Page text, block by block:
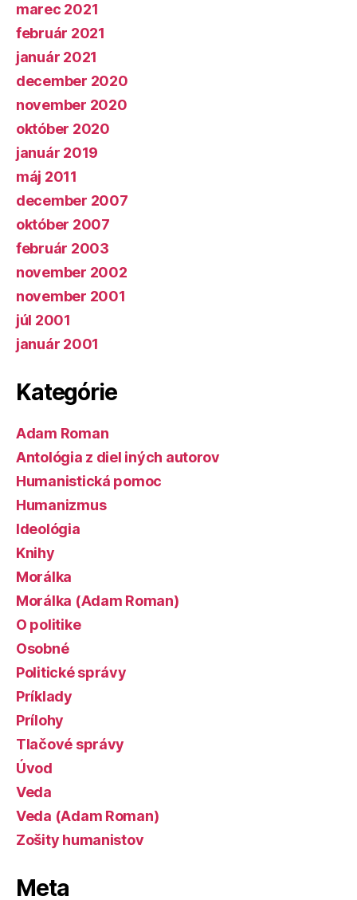
marec 2021
február 2021
január 2021
december 2020
november 2020
október 2020
január 2019
máj 2011
december 2007
október 2007
február 2003
november 2002
november 2001
júl 2001
január 2001
Kategórie
Adam Roman
Antológia z diel iných autorov
Humanistická pomoc
Humanizmus
Ideológia
Knihy
Morálka
Morálka (Adam Roman)
O politike
Osobné
Politické správy
Príklady
Prílohy
Tlačové správy
Úvod
Veda
Veda (Adam Roman)
Zošity humanistov
Meta